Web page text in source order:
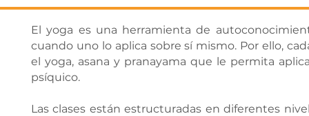
El yoga es una herramienta de
cuando uno lo aplica sobre sí mismo. Por ello,
el yoga, asana y pranayama que le permita
psíquico.
Las clases están estructuradas en diferentes